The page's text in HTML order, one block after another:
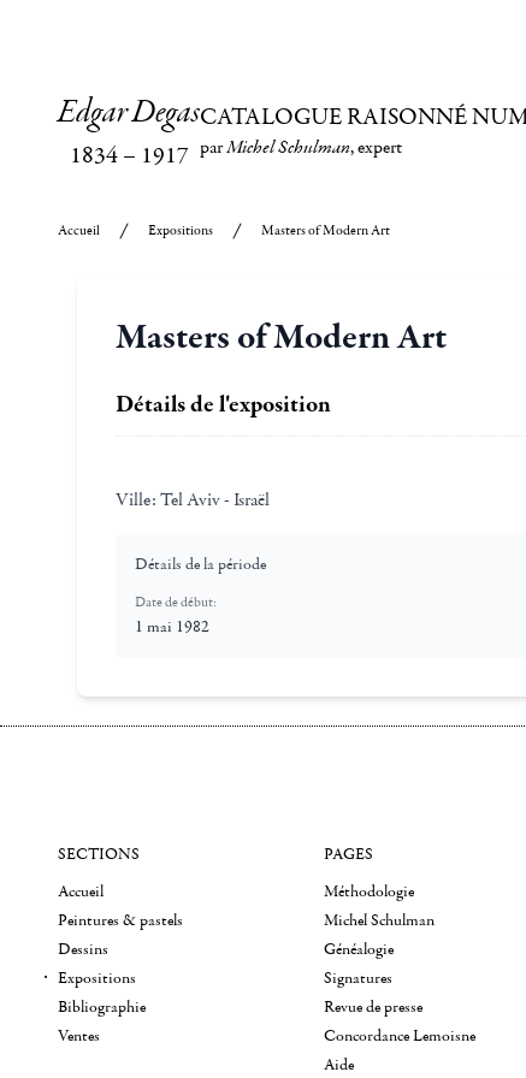
Edgar Degas
1834– 1917
CATALOGUE RAISONNÉ
parMichel Schulman, expert
Accueil Expositions Masters of Modern Art
Masters of Modern Art
Détails de l'exposition
Ville: Tel Aviv - Israël
Détails de la période
Date de début:
1 mai 1982
SECTIONS
Accueil
Peintures & pastels
Dessins
Expositions
Bibliographie
Ventes
PAGES
Méthodologie
Michel Schulman
Généalogie
Signatures
Revue de presse
Concordance Lemoisne
Aide